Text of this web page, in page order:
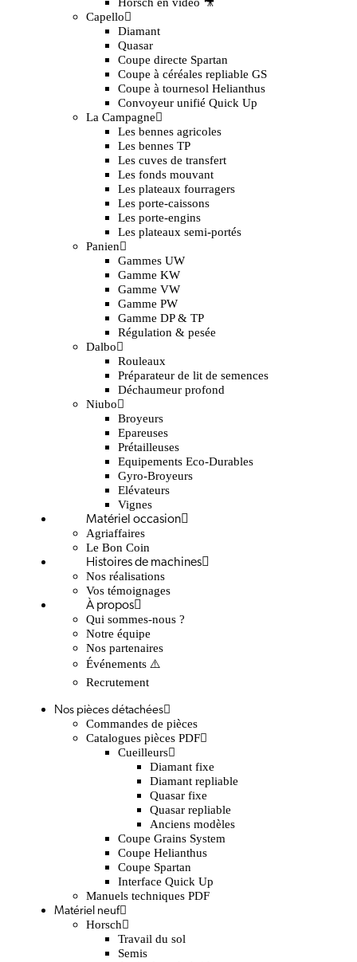
Capello
Diamant
Quasar
Coupe directe Spartan
Coupe à céréales repliable GS
Coupe à tournesol Helianthus
Convoyeur unifié Quick Up
La Campagne
Les bennes agricoles
Les bennes TP
Les cuves de transfert
Les fonds mouvant
Les plateaux fourragers
Les porte-caissons
Les porte-engins
Les plateaux semi-portés
Panien
Gammes UW
Gamme KW
Gamme VW
Gamme PW
Gamme DP & TP
Régulation & pesée
Dalbo
Rouleaux
Préparateur de lit de semences
Déchaumeur profond
Niubo
Broyeurs
Epareuses
Prétailleuses
Equipements Eco-Durables
Gyro-Broyeurs
Elévateurs
Vignes
Matériel occasion
Agriaffaires
Le Bon Coin
Histoires de machines
Nos réalisations
Vos témoignages
À propos
Qui sommes-nous ?
Notre équipe
Nos partenaires
Événements ⚠️
Recrutement
Nos pièces détachées
Commandes de pièces
Catalogues pièces PDF
Cueilleurs
Diamant fixe
Diamant repliable
Quasar fixe
Quasar repliable
Anciens modèles
Coupe Grains System
Coupe Helianthus
Coupe Spartan
Interface Quick Up
Manuels techniques PDF
Matériel neuf
Horsch
Travail du sol
Semis